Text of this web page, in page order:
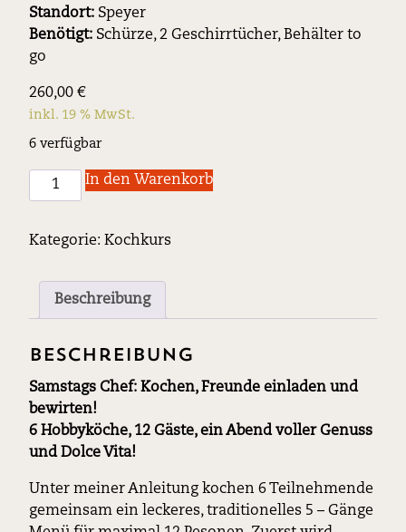
Standort: Speyer
Benötigt: Schürze, 2 Geschirrtücher, Behälter to
go
260,00 €
inkl. 19 % MwSt.
6 verfügbar
Chef
del
Menge
In den Warenkorb
Kategorie: Kochkurs
Beschreibung
Beschreibung
Samstags Chef: Kochen, Freunde einladen und
bewirten!
6 Hobbyköche, 12 Gäste, ein Abend voller Genuss
und Dolce Vita!
Unter meiner Anleitung kochen 6 Teilnehmende
gemeinsam ein leckeres, traditionelles 5 – Gänge